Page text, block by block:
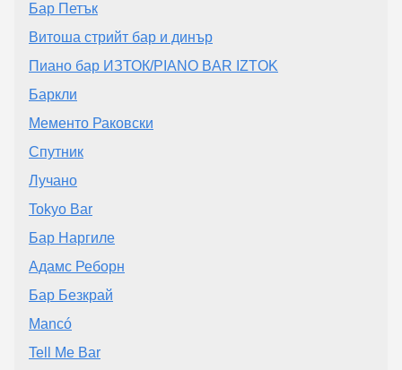
Бар Петък
Витоша стрийт бар и динър
Пиано бар ИЗТОК/PIANO BAR IZTOK
Баркли
Мементо Раковски
Спутник
Лучано
Tokyo Bar
Бар Наргиле
Адамс Реборн
Бар Безкрай
Mancó
Tell Me Bar